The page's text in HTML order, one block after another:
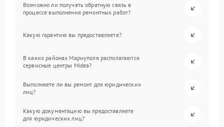
Возможно ли получать обратную связь в
процессе выполнения ремонтных работ?
Какую гарантию вы предоставляете?
В каких районах Мариуполя располагаются
сервисные центры Midea?
Выполняете ли вы ремонт для юридических
лиц?
Какую документацию вы предоставляете
для юридических лиц?